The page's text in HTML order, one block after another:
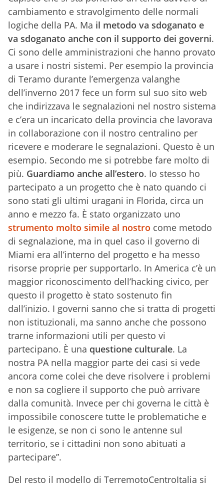
cambiamento e stravolgimento delle normali
logiche della PA. Ma il metodo va sdoganato e
va sdoganato anche con il supporto dei governi.
Ci sono delle amministrazioni che hanno provato
a usare i nostri sistemi. Per esempio la provincia
di Teramo durante l’emergenza valanghe
dell’inverno 2017 fece un form sul suo sito web
che indirizzava le segnalazioni nel nostro sistema
e c’era un incaricato della provincia che lavorava
in collaborazione con il nostro centralino per
ricevere e moderare le segnalazioni. Questo è un
esempio. Secondo me si potrebbe fare molto di
più. Guardiamo anche all’estero. Io stesso ho
partecipato a un progetto che è nato quando ci
sono stati gli ultimi uragani in Florida, circa un
anno e mezzo fa. È stato organizzato uno
strumento molto simile al nostro come metodo
di segnalazione, ma in quel caso il governo di
Miami era all’interno del progetto e ha messo
risorse proprie per supportarlo. In America c’è un
maggior riconoscimento dell’hacking civico, per
questo il progetto è stato sostenuto fin
dall’inizio. I governi sanno che si tratta di progetti
non istituzionali, ma sanno anche che possono
trarne informazioni utili per questo vi
partecipano. È una questione culturale. La
nostra PA nella maggior parte dei casi si vede
ancora come colei che deve risolvere i problemi
e non sa cogliere il supporto che può arrivare
dalla comunità. Invece per chi governa le città è
impossibile conoscere tutte le problematiche e
le esigenze, se non ci sono le antenne sul
territorio, se i cittadini non sono abituati a
partecipare”.
Del resto il modello di TerremotoCentroItalia si